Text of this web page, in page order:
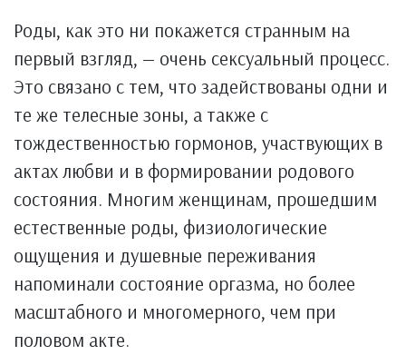
Роды, как это ни покажется странным на
первый взгляд, — очень сексуальный процесс.
Это связано с тем, что задействованы одни и
те же телесные зоны, а также с
тождественностью гормонов, участвующих в
актах любви и в формировании родового
состояния. Многим женщинам, прошедшим
естественные роды, физиологические
ощущения и душевные переживания
напоминали состояние оргазма, но более
масштабного и многомерного, чем при
половом акте.